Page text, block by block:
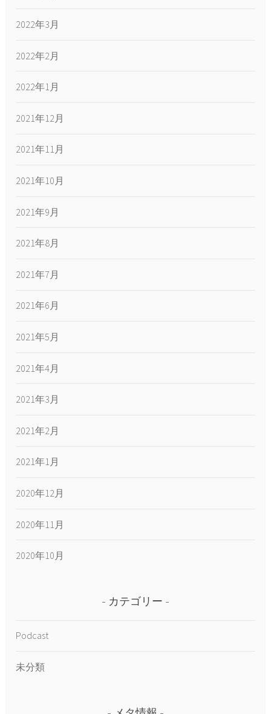
2022年3月
2022年2月
2022年1月
2021年12月
2021年11月
2021年10月
2021年9月
2021年8月
2021年7月
2021年6月
2021年5月
2021年4月
2021年3月
2021年2月
2021年1月
2020年12月
2020年11月
2020年10月
カテゴリー
Podcast
未分類